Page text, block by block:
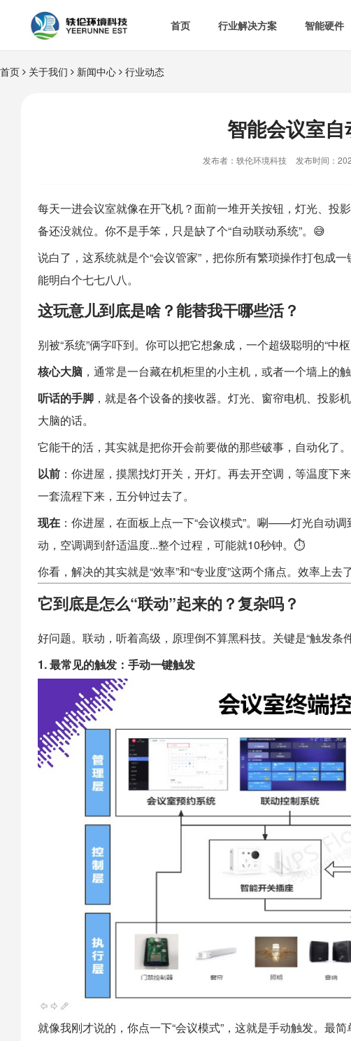
首页 行业解决方案
 空气监
热门解决方案
智能硬件

 多媒体&信
首页 关于我们 新闻中心 行业动态
智能会议室
发布者：轶伦环境科技 发布时间：
每天一进会议室就像在开飞机？面前一堆开关按钮，灯光、投
备还没就位。你不是手笨，只是缺了个“自动联动系统”。😅
说白了，这系统就是个“会议管家”，把你所有繁琐操作打包成
能明白个七七八八。
这玩意儿到底是啥？能替我干哪些活？
别被“系统”俩字吓到。你可以把它想象成，一个超级聪明的“中枢
核心大脑 ，通常是一台藏在机柜里的小主机，或者一个墙上的
听话的手脚 ，就是各个设备的接收器。灯光、窗帘电机、投影
大脑的话。
它能干的活，其实就是把你开会前要做的那些破事，自动化了。
以前 ：你进屋，摸黑找灯开关，开灯。再去开空调，等温度
一套流程下来，五分钟过去了。
现在 ：你进屋，在面板上点一下“会议模式”。唰——灯光自动
动，空调调到舒适温度...整个过程，可能就10秒钟。⏱️
你看，解决的其实就是“效率”和“专业度”这两个痛点。效率上去
它到底是怎么“联动”起来的？复杂吗？
好问题。联动，听着高级，原理倒不算黑科技。关键是“触发条件
1. 最常见的触发：手动一键触发
就像我刚才说的，你点一下“会议模式”，这就是手动触发。最